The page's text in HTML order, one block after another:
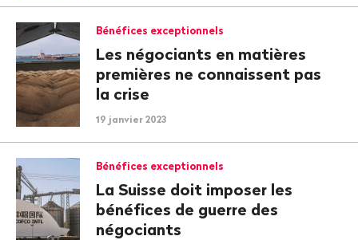
Bénéfices exceptionnels
Les négociants en matières
premières ne connaissent pas
la crise
19 janvier 2023
Bénéfices exceptionnels
La Suisse doit imposer les
bénéfices de guerre des
négociants